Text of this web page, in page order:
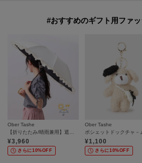
#おすすめのギフト用ファ
Ober Tashe
¥3,960
さらに10%OFF
Ober Tashe
ポシェットドックチャ－
¥1,100
さらに10%OFF